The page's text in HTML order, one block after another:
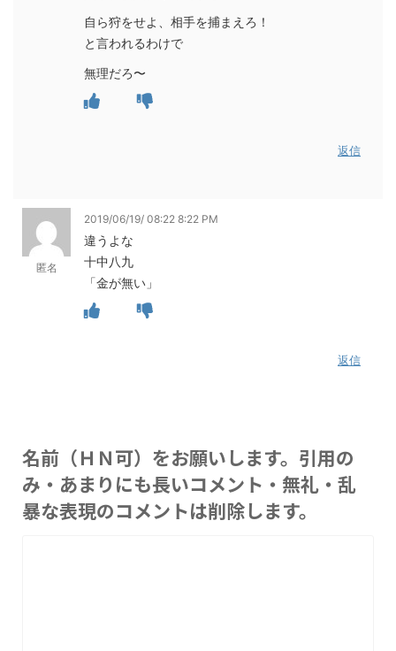
自ら狩をせよ、相手を捕まえろ！
と言われるわけで
無理だろ〜
返信
匿名
2019/06/19/ 08:22 8:22 PM
違うよな
十中八九
「金が無い」
返信
名前（ＨＮ可）をお願いします。引用の
み・あまりにも長いコメント・無礼・乱
暴な表現のコメントは削除します。